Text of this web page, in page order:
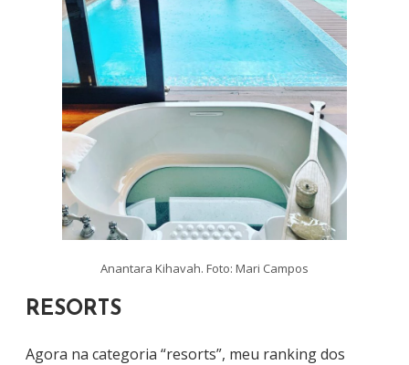
Anantara Kihavah. Foto: Mari Campos
RESORTS
Agora na categoria “resorts”, meu ranking dos